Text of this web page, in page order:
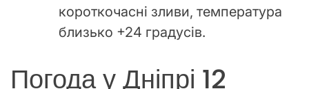
короткочасні зливи, температура
близько +24 градусів.
Погода у Дніпрі 12